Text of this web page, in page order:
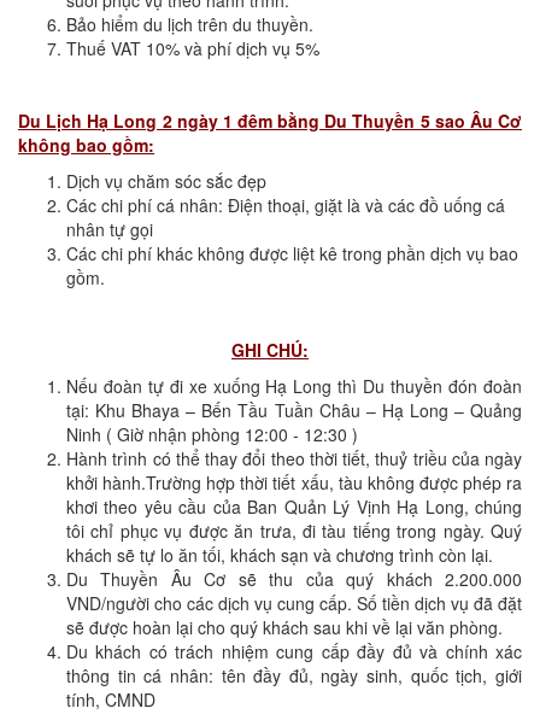
Bảo hiểm du lịch trên du thuyền.
Thuế VAT 10% và phí dịch vụ 5%
Du Lịch Hạ Long 2 ngày 1 đêm bằng Du Thuyền 5 sao Âu Cơ
không bao gồm:
Dịch vụ chăm sóc sắc đẹp
Các chi phí cá nhân: Điện thoại, giặt là và các đồ uống cá
nhân tự gọi
Các chi phí khác không được liệt kê trong phần dịch vụ bao
gồm.
GHI CHÚ:
Nếu đoàn tự đi xe xuống Hạ Long thì Du thuyền đón đoàn
tại: Khu Bhaya – Bến Tầu Tuần Châu – Hạ Long – Quảng
Ninh ( Giờ nhận phòng 12:00 - 12:30 )
Hành trình có thể thay đổi theo thời tiết, thuỷ triều của ngày
khởi hành.Trường hợp thời tiết xấu, tàu không được phép ra
khơi theo yêu cầu của Ban Quản Lý Vịnh Hạ Long, chúng
tôi chỉ phục vụ được ăn trưa, đi tàu tiếng trong ngày. Quý
khách sẽ tự lo ăn tối, khách sạn và chương trình còn lại.
Du Thuyền Âu Cơ sẽ thu của quý khách 2.200.000
VND/người cho các dịch vụ cung cấp. Số tiền dịch vụ đã đặt
sẽ được hoàn lại cho quý khách sau khi về lại văn phòng.
Du khách có trách nhiệm cung cấp đầy đủ và chính xác
thông tin cá nhân: tên đầy đủ, ngày sinh, quốc tịch, giới
tính, CMND